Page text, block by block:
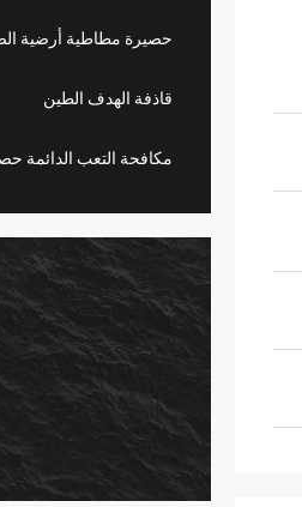
حصيرة مطاطية أرضية
قاذفة الهدف الطين
مكافحة التعب الدائمة